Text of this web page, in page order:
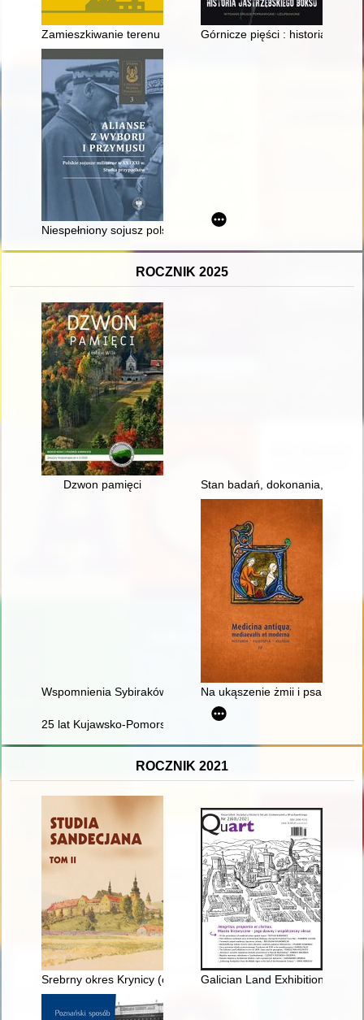
Zamieszkiwanie terenu zanieczyszczonego: krajobrazy Huty
Górnicze pięści : historia
Niespełniony sojusz polsko-sowiecki z 1941 r. : wokół
ROCZNIK 2025
Dzwon pamięci Stan badań, dokonania,
Wspomnienia Sybiraków : zbiór tekstów źródłowych. Cz. 1
Na ukąszenie żmii i psa
25 lat Kujawsko-Pomorskiego Kolegium Instruktorów
ROCZNIK 2021
Srebrny okres Krynicy (od połowy XIX wieku do roku 1918)
Galician Land Exhibition in